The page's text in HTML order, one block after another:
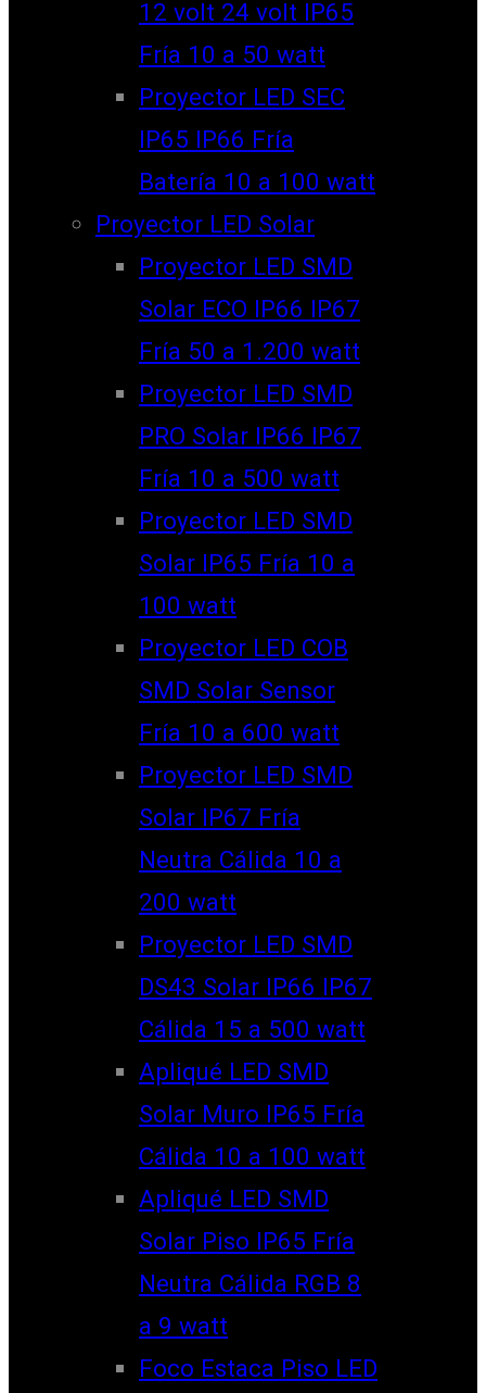
12 volt 24 volt IP65
Fría 10 a 50 watt
Proyector LED SEC
IP65 IP66 Fría
Batería 10 a 100 watt
Proyector LED Solar
Proyector LED SMD
Solar ECO IP66 IP67
Fría 50 a 1.200 watt
Proyector LED SMD
PRO Solar IP66 IP67
Fría 10 a 500 watt
Proyector LED SMD
Solar IP65 Fría 10 a
100 watt
Proyector LED COB
SMD Solar Sensor
Fría 10 a 600 watt
Proyector LED SMD
Solar IP67 Fría
Neutra Cálida 10 a
200 watt
Proyector LED SMD
DS43 Solar IP66 IP67
Cálida 15 a 500 watt
Apliqué LED SMD
Solar Muro IP65 Fría
Cálida 10 a 100 watt
Apliqué LED SMD
Solar Piso IP65 Fría
Neutra Cálida RGB 8
a 9 watt
Foco Estaca Piso LED